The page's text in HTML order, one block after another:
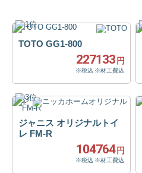
TOTO GG1-800
227133円
※税込 ※材工費込
ジャニス オリジナルトイ
レ FM-R
104764円
※税込 ※材工費込